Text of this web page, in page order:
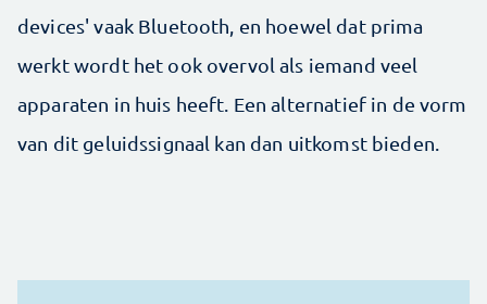
devices' vaak Bluetooth, en hoewel dat prima
werkt wordt het ook overvol als iemand veel
apparaten in huis heeft. Een alternatief in de vorm
van dit geluidssignaal kan dan uitkomst bieden.